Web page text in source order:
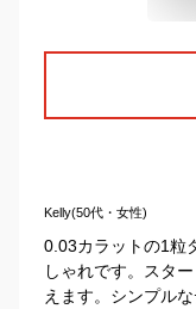
Kelly(50代・女性)
0.03カラットの1粒
しゃれです。スタ
えます。シンプル